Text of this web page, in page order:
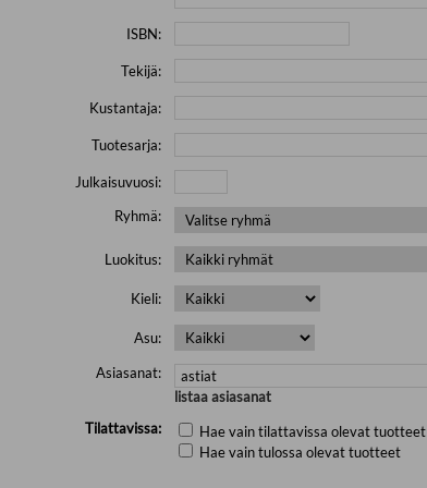
ISBN:
Tekijä:
Kustantaja:
Tuotesarja:
Julkaisuvuosi:
Ryhmä:
Luokitus:
Kieli:
Asu:
Asiasanat:
listaa asiasanat
Tilattavissa:
Hae vain tilattavissa olevat tuotteet
Hae vain tulossa olevat tuotteet